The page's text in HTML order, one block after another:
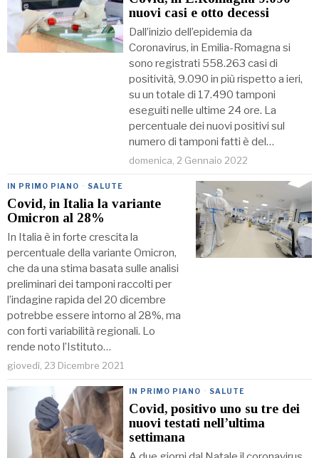
nuovi casi e otto decessi
Dall’inizio dell’epidemia da
Coronavirus, in Emilia-Romagna si
sono registrati 558.263 casi di
positività, 9.090 in più rispetto a ieri,
su un totale di 17.490 tamponi
eseguiti nelle ultime 24 ore. La
percentuale dei nuovi positivi sul
numero di tamponi fatti è del…
domenica, 2 Gennaio 2022
IN PRIMO PIANO · SALUTE
Covid, in Italia la variante
Omicron al 28%
In Italia è in forte crescita la
percentuale della variante Omicron,
che da una stima basata sulle analisi
preliminari dei tamponi raccolti per
l’indagine rapida del 20 dicembre
potrebbe essere intorno al 28%, ma
con forti variabilità regionali. Lo
rende noto l’Istituto…
giovedì, 23 Dicembre 2021
IN PRIMO PIANO · SALUTE
Covid, positivo uno su tre dei
nuovi testati nell’ultima
settimana